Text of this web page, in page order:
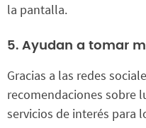
la pantalla.
5. Ayudan a tomar
Gracias a las redes
recomendaciones sobre
servicios de interés para